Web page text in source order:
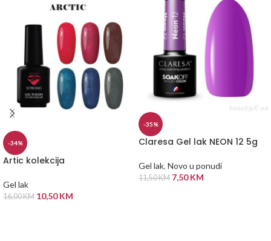
-34%
Artic kolekcija
Gel lak
16,00KM 10,50KM
-35%
Claresa Gel lak NEON 12 5g
Gel lak, Novo u ponudi
11,50KM 7,50KM